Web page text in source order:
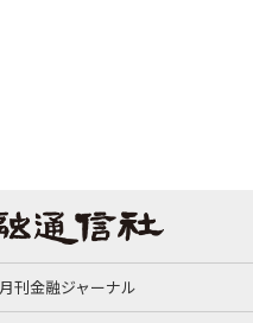
月刊金融ジャーナル